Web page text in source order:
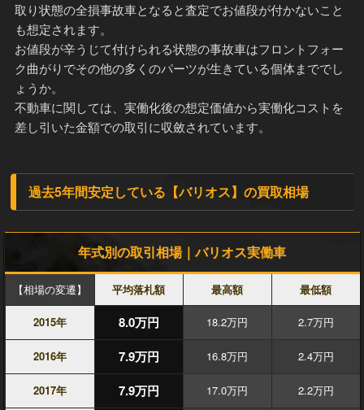
取り状態の全損事故車となると査定でお値段が付かないこと
も想定されます。
お値段が辛うじて付けられる状態の事故車はフロントフォー
ク曲がりでその他の多くのパーツが生きている個体まででし
ょうか。
不動車に関しては、実働化後の想定価値から実働化コストを
差し引いた金額での取引に収斂されています。
過去5年間安定している【バリオス】の買取相場
年式別の取引相場｜バリオス実働車
【相場の変遷】 平均落札額 最高額 最低額
2015年 8.0万円 18.2万円 2.7万円
2016年 7.9万円 16.8万円 2.4万円
2017年 7.9万円 17.0万円 2.2万円